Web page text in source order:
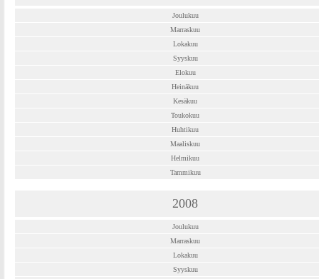
Joulukuu
Marraskuu
Lokakuu
Syyskuu
Elokuu
Heinäkuu
Kesäkuu
Toukokuu
Huhtikuu
Maaliskuu
Helmikuu
Tammikuu
2008
Joulukuu
Marraskuu
Lokakuu
Syyskuu